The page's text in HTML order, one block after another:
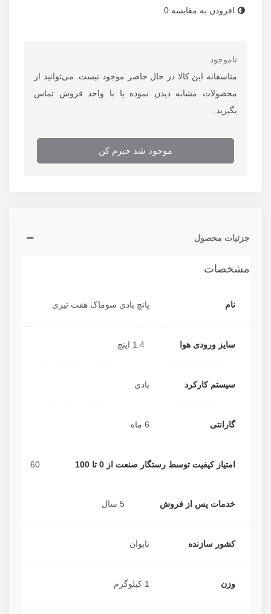
6 ماه گارانتی و 5 سال خدمات پس از فروش
رستگار صنعت مراجعه نمایید.
افزودن به مقایسه 0
ناموجود
متاسفانه این کالا در حال حاضر موجود نیست. می‌توانید از
محصولات مشابه دیدن نموده یا با واحد فروش تماس
بگیرید.
موجود شد خبرم کن
جزئیات محصول
مشخصات
نام پانچ بادی سوماک هفت تیری
سایز ورودی هوا 1.4 اینچ
سیستم کارکرد بادی
گارانتی 6 ماه
امتیاز کیفیت توسط رستگار صنعت از 0 تا 100 60
خدمات پس از فروش 5 سال
کشور سازنده تایوان
وزن 1 کیلوگرم